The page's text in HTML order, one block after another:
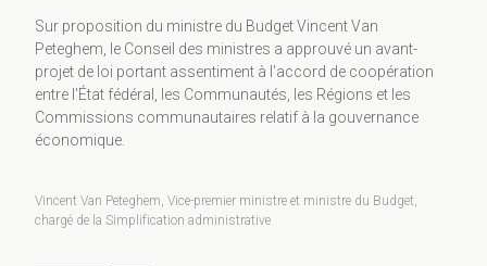
Sur proposition du ministre du Budget Vincent Van
Peteghem, le Conseil des ministres a approuvé un avant-
projet de loi portant assentiment à l'accord de coopération
entre l'État fédéral, les Communautés, les Régions et les
Commissions communautaires relatif à la gouvernance
économique.
Vincent Van Peteghem, Vice-premier ministre et ministre du Budget,
chargé de la Simplification administrative